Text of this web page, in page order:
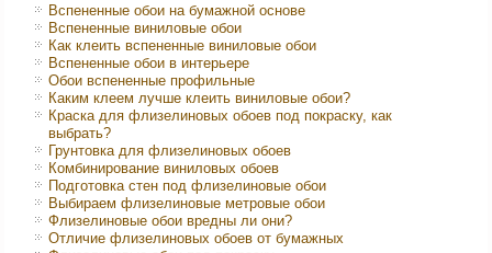
Вспененные обои на бумажной основе
Вспененные виниловые обои
Как клеить вспененные виниловые обои
Вспененные обои в интерьере
Обои вспененные профильные
Каким клеем лучше клеить виниловые обои?
Краска для флизелиновых обоев под покраску, как
выбрать?
Грунтовка для флизелиновых обоев
Комбинирование виниловых обоев
Подготовка стен под флизелиновые обои
Выбираем флизелиновые метровые обои
Флизелиновые обои вредны ли они?
Отличие флизелиновых обоев от бумажных